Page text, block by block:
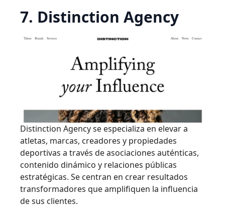
7. Distinction Agency
Distinction Agency se especializa en elevar a
atletas, marcas, creadores y propiedades
deportivas a través de asociaciones auténticas,
contenido dinámico y relaciones públicas
estratégicas. Se centran en crear resultados
transformadores que amplifiquen la influencia
de sus clientes.